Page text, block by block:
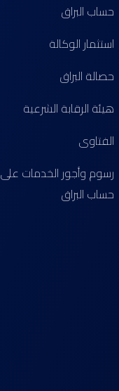
حساب البراق
استثمار الوكالة
حصالة البراق
هيئة الرقابة الشرعية
الفتاوى
رسوم وأجور الخدمات على
حساب البراق